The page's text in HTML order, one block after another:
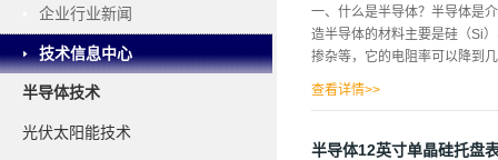
企业行业新闻
技术信息中心
半导体技术
光伏太阳能技术
一、什么是半导体？半导体是
造半导体的材料主要是硅（Si
掺杂等，它的电阻率可以降到
截止的特性，利用它可以制得
查看详情>>
半导体12英寸单晶硅托盘